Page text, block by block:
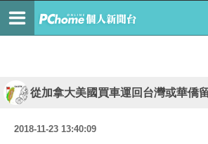
從加拿大美國買車運回台灣或華僑留學生運車回台灣流程費用及
2018-11-23 13:40:09